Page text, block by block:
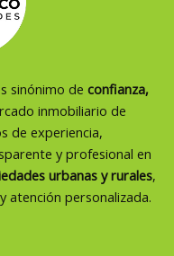
sinónimo de confianza,
inmobiliario de
de experiencia,
y profesional en
urbanas y rurales,
atención personalizada.